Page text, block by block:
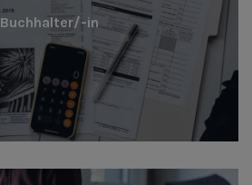
Buchhalter/-in